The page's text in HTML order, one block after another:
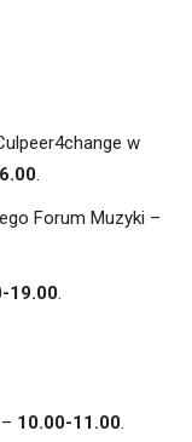
w
Forum Muzyki –
19.00
10.00-11.00